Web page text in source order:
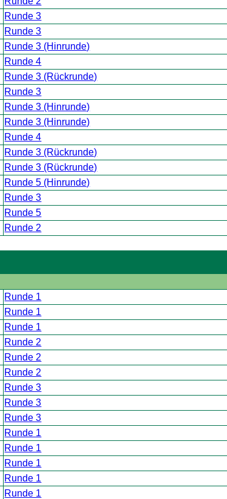
Runde 3
Runde 3
Runde 3 (Hinrunde)
Runde 4
Runde 3 (Rückrunde)
Runde 3
Runde 3 (Hinrunde)
Runde 3 (Hinrunde)
Runde 4
Runde 3 (Rückrunde)
Runde 3 (Rückrunde)
Runde 5 (Hinrunde)
Runde 3
Runde 5
Runde 2
Runde 1
Runde 1
Runde 1
Runde 2
Runde 2
Runde 2
Runde 3
Runde 3
Runde 3
Runde 1
Runde 1
Runde 1
Runde 1
Runde 1